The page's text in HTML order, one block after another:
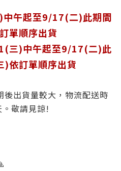
中午起至9/17(二)此期間
單順序出貨
(三)中午起至9/17(二)此
依訂單順序出貨
後出貨量較大，物流配送時
敬請見諒!